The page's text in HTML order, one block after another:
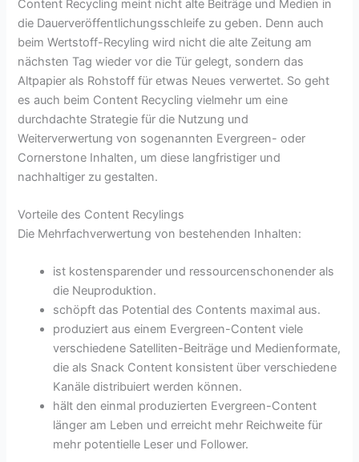
Content Recycling meint nicht alte Beiträge und Medien in
die Dauerveröffentlichungsschleife zu geben. Denn auch
beim Wertstoff-Recyling wird nicht die alte Zeitung am
nächsten Tag wieder vor die Tür gelegt, sondern das
Altpapier als Rohstoff für etwas Neues verwertet. So geht
es auch beim Content Recycling vielmehr um eine
durchdachte Strategie für die Nutzung und
Weiterverwertung von sogenannten Evergreen- oder
Cornerstone Inhalten, um diese langfristiger und
nachhaltiger zu gestalten.
Vorteile des Content Recylings
Die Mehrfachverwertung von bestehenden Inhalten:
ist kostensparender und ressourcenschonender als
die Neuproduktion.
schöpft das Potential des Contents maximal aus.
produziert aus einem Evergreen-Content viele
verschiedene Satelliten-Beiträge und Medienformate,
die als Snack Content konsistent über verschiedene
Kanäle distribuiert werden können.
hält den einmal produzierten Evergreen-Content
länger am Leben und erreicht mehr Reichweite für
mehr potentielle Leser und Follower.